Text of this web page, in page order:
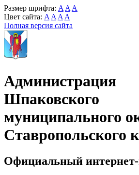
Размер шрифта: A A A
Цвет сайта: A A A A
Полная версия сайта
Администрация
Шпаковского
муниципального
Ставропольского
Официальный